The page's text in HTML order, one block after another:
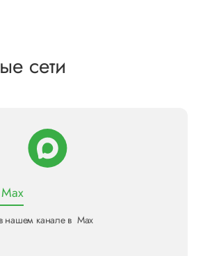
сети
нашем канале в Max